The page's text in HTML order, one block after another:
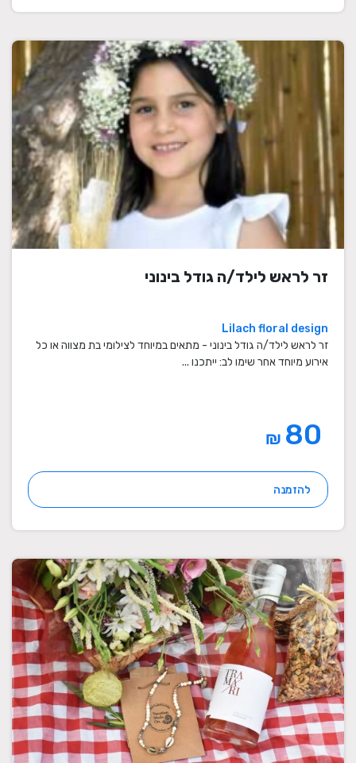
זר לראש לילד/ה גודל בינוני
Lilach floral design
זר לראש לילד/ה גודל בינוני - מתאים במיוחד לצילומי בת מצווה או כל
אירוע מיוחד אחר שימו לב: ייתכנו ...
₪
להזמנה